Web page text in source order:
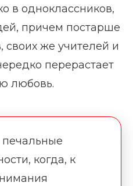
в одноклассников,
причем постарше
своих же учителей и
перерастает
любовь.
когда, к